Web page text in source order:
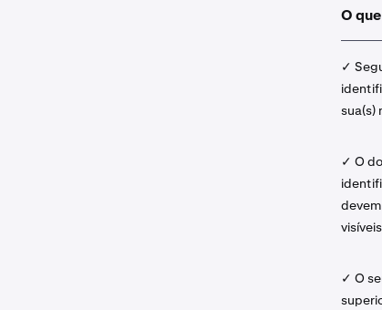
O
✓
sua(s)
✓ O
✓ O